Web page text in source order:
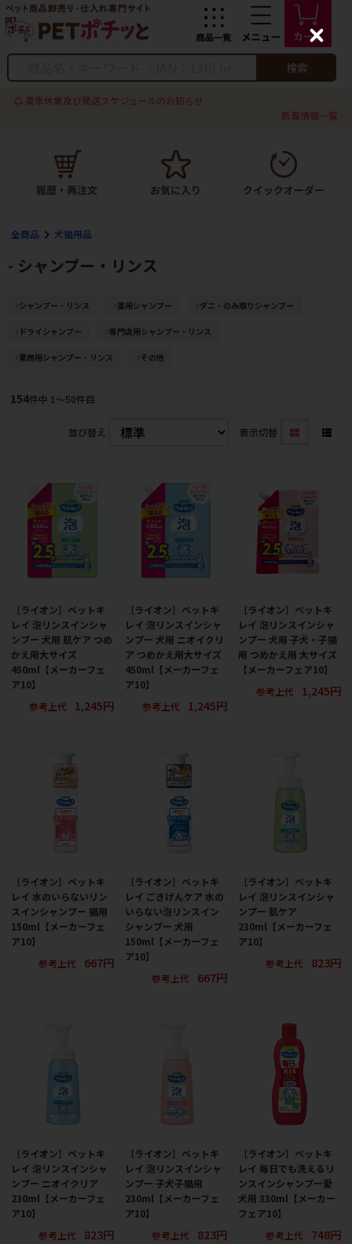
検索
夏季休業及び発送スケジュールのお知らせ
新着情報一覧
全商品 犬猫用品
シャンプー・リンス
シャンプー・リンス 薬用シャンプー ダニ・のみ取りシャンプー
ドライシャンプー 専門店用シャンプー・リンス
業務用シャンプー・リンス その他
154件中 1〜50件目
並び替え 表示切替
［ライオン］ペットキ
レイ 泡リンスインシャ
ンプー 犬用 肌ケア つめ
かえ用大サイズ
450ml【メーカーフェ
ア10】
参考上代
1,245円
［ライオン］ペットキ
レイ 泡リンスインシャ
ンプー 犬用 ニオイクリ
ア つめかえ用大サイズ
450ml【メーカーフェ
ア10】
参考上代
1,245円
［ライオン］ペットキ
レイ 泡リンスインシャ
ンプー 犬用 子犬・子猫
用 つめかえ用 大サイズ
【メーカーフェア10】
参考上代
1,245円
［ライオン］ペットキ
レイ 水のいらないリン
スインシャンプー 猫用
150ml【メーカーフェ
ア10】
参考上代
667円
［ライオン］ペットキ
レイ ごきげんケア 水の
いらない泡リンスイン
シャンプー 犬用
150ml【メーカーフェ
ア10】
参考上代
667円
［ライオン］ペットキ
レイ 泡リンスインシャ
ンプー 肌ケア
230ml【メーカーフェ
ア10】
参考上代
823円
［ライオン］ペットキ
レイ 泡リンスインシャ
ンプー ニオイクリア
230ml【メーカーフェ
ア10】
参考上代
823円
［ライオン］ペットキ
レイ 泡リンスインシャ
ンプー 子犬子猫用
230ml【メーカーフェ
ア10】
参考上代
823円
［ライオン］ペットキ
レイ 毎日でも洗えるリ
ンスインシャンプー愛
犬用 330ml【メーカー
フェア10】
参考上代
748円
C
l
s